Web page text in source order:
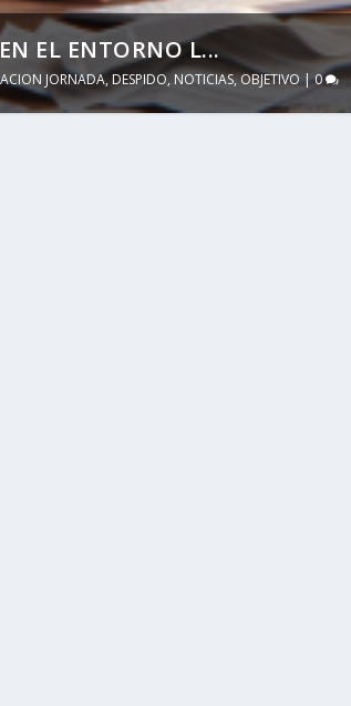
EL ENTORNO L...
JORNADA,DESPIDO,NOTICIAS,OBJETIVO |0